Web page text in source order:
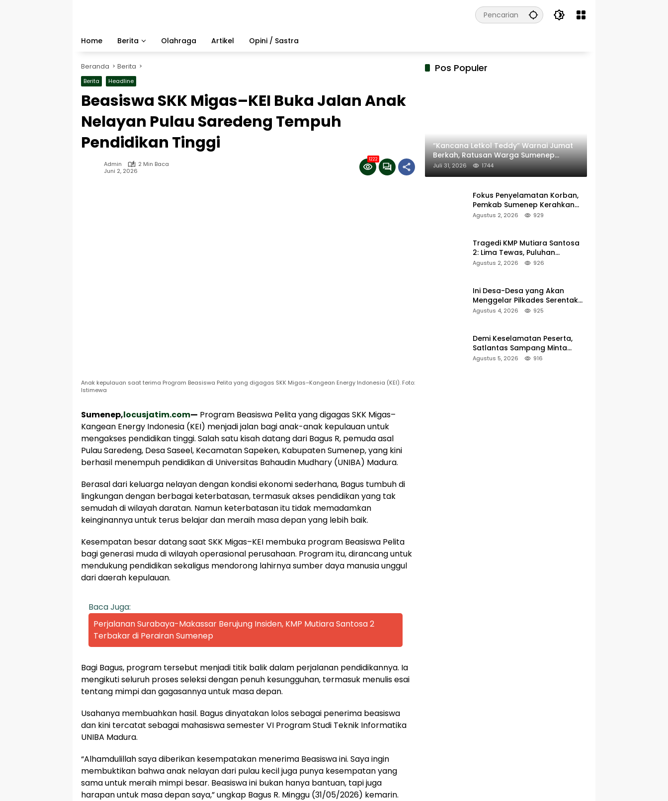
Home
Berita Olahraga Artikel Opini / Sastra
Beranda Berita
Berita Headline
Beasiswa SKK Migas–KEI Buka Jalan Anak
Nelayan Pulau Saredeng Tempuh
Pendidikan Tinggi
Admin
2 Min Baca
Juni 2, 2026
1222
Anak kepulauan saat terima Program Beasiswa Pelita yang digagas SKK Migas–Kangean Energy Indonesia (KEI). Foto:
Istimewa
Sumenep,locusjatim.com— Program Beasiswa Pelita yang digagas SKK Migas–
Kangean Energy Indonesia (KEI) menjadi jalan bagi anak-anak kepulauan untuk
mengakses pendidikan tinggi. Salah satu kisah datang dari Bagus R, pemuda asal
Pulau Saredeng, Desa Saseel, Kecamatan Sapeken, Kabupaten Sumenep, yang kini
berhasil menempuh pendidikan di Universitas Bahaudin Mudhary (UNIBA) Madura.
Berasal dari keluarga nelayan dengan kondisi ekonomi sederhana, Bagus tumbuh di
lingkungan dengan berbagai keterbatasan, termasuk akses pendidikan yang tak
semudah di wilayah daratan. Namun keterbatasan itu tidak memadamkan
keinginannya untuk terus belajar dan meraih masa depan yang lebih baik.
Kesempatan besar datang saat SKK Migas–KEI membuka program Beasiswa Pelita
bagi generasi muda di wilayah operasional perusahaan. Program itu, dirancang untuk
mendukung pendidikan sekaligus mendorong lahirnya sumber daya manusia unggul
dari daerah kepulauan.
Baca Juga:
Perjalanan Surabaya-Makassar Berujung Insiden, KMP Mutiara Santosa 2
Terbakar di Perairan Sumenep
Bagi Bagus, program tersebut menjadi titik balik dalam perjalanan pendidikannya. Ia
mengikuti seluruh proses seleksi dengan penuh kesungguhan, termasuk menulis esai
tentang mimpi dan gagasannya untuk masa depan.
Usahanya membuahkan hasil. Bagus dinyatakan lolos sebagai penerima beasiswa
dan kini tercatat sebagai mahasiswa semester VI Program Studi Teknik Informatika
UNIBA Madura.
“Alhamdulillah saya diberikan kesempatakan menerima Beasiswa ini. Saya ingin
membuktikan bahwa anak nelayan dari pulau kecil juga punya kesempatan yang
sama untuk meraih mimpi besar. Beasiswa ini bukan hanya bantuan, tapi juga
harapan untuk masa depan saya,” ungkap Bagus R. Minggu (31/05/2026) kemarin.
Pos Populer
“Kancana Letkol Teddy” Warnai Jumat
Berkah, Ratusan Warga Sumenep
Terima Nasi Bungkus
Juli 31, 2026 1744
Fokus Penyelamatan Korban,
Pemkab Sumenep Kerahkan
Tim Medis dan Ambulans ke
Agustus 2, 2026 929
Tragedi KMP Mutiara Santosa
2: Lima Tewas, Puluhan
Penumpang Masih Dalam
Agustus 2, 2026 926
Ini Desa-Desa yang Akan
Menggelar Pilkades Serentak
2027 di Kabupaten Sumenep
Agustus 4, 2026 925
Demi Keselamatan Peserta,
Satlantas Sampang Minta
Latihan Gerak Jalan Pindah ke
Agustus 5, 2026 916